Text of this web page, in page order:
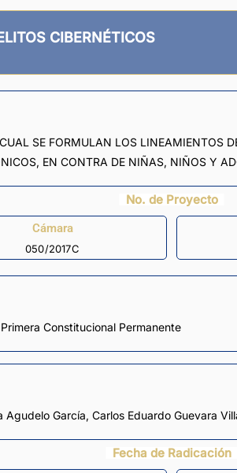
CIBERNÉTICOS
SE FORMULAN LOS LINEAMIENTOS
EN CONTRA DE NIÑAS, NIÑOS Y
No. de Proyecto
Cámara
050/2017C
Constitucional Permanente
Agudelo García, Carlos Eduardo Guevara
Fecha de Radicación